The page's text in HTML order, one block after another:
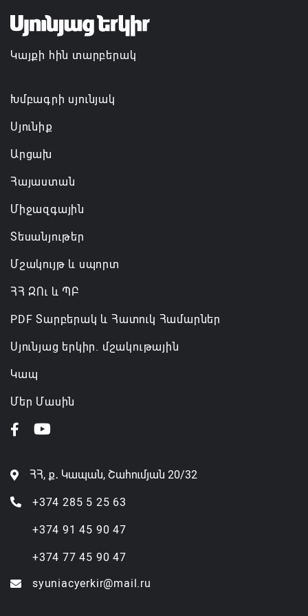
Փաշինյանն ու Ալիևը հեռախոսազրույց են ունեցել․
քննարկվել է TRIPP երթուղու նախագծի
իրականացումը
Կայքի հին տարբերակ
Խմբագրի սյունյակ
Սյունիք
Արցախ
Հայաստան
Միջազգային
Տեսանյութեր
Մշակույթ և սպորտ
ՀՀ ԶՈւ և ՊԲ
PDF Տարբերակ և Հատուկ Համարներ
Սյունյաց երկիր. մշակութային
Կապ
Մեր Մասին
ՀՀ, ք․ Կապան, Շահումյան 20/32
+374 285 5 25 63
+374 91 45 90 47
+374 77 45 90 47
syuniacyerkir@mail.ru